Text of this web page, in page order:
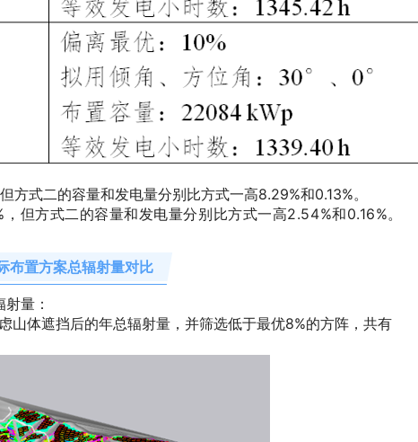
二的容量和发电量分别比方式一高8.29%和0.13%。
但方式二的容量和发电量分别比方式一高2.54%和0.16%。
布置方案总辐射量对比
量：
遮挡后的年总辐射量，并筛选低于最优8%的方阵，共有